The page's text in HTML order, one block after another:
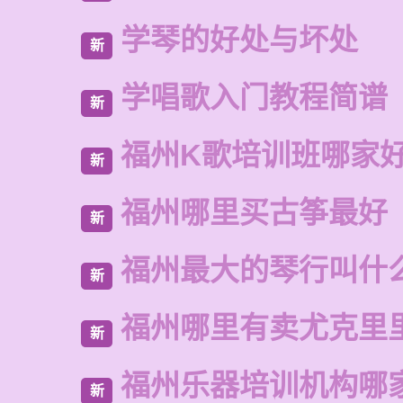
新 学琴的好处与坏处
新 学唱歌入门教程简谱
新 福州K歌培训班哪家
新 福州哪里买古筝最好
新 福州最大的琴行叫什
新 福州哪里有卖尤克里
新 福州乐器培训机构哪